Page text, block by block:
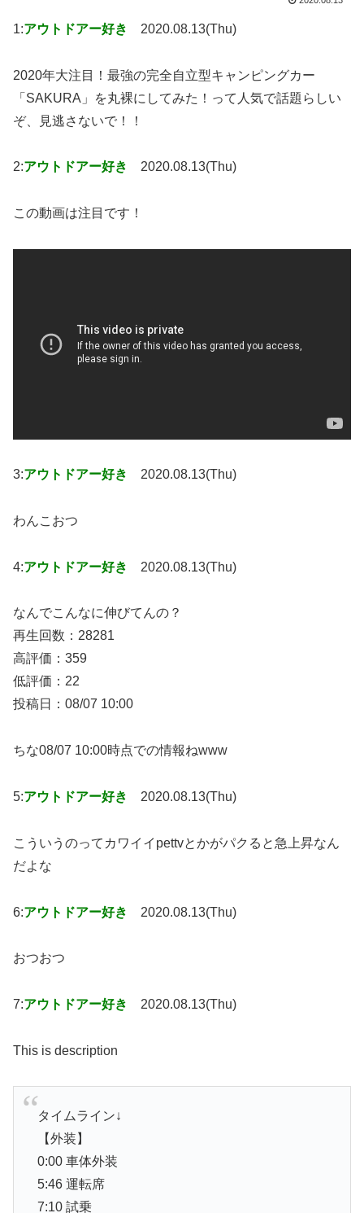
1:アウトドアー好き 2020.08.13(Thu)
2020年大注目！最強の完全自立型キャンピングカー
「SAKURA」を丸裸にしてみた！って人気で話題らしい
ぞ、見逃さないで！！
2:アウトドアー好き 2020.08.13(Thu)
この動画は注目です！
3:アウトドアー好き 2020.08.13(Thu)
わんこおつ
4:アウトドアー好き 2020.08.13(Thu)
なんでこんなに伸びてんの？
再生回数：28281
高評価：359
低評価：22
投稿日：08/07 10:00
ちな08/07 10:00時点での情報ねwww
5:アウトドアー好き 2020.08.13(Thu)
こういうのってカワイイpettvとかがパクると急上昇なん
だよな
6:アウトドアー好き 2020.08.13(Thu)
おつおつ
7:アウトドアー好き 2020.08.13(Thu)
This is description
タイムライン↓
【外装】
0:00 車体外装
5:46 運転席
7:10 試乗